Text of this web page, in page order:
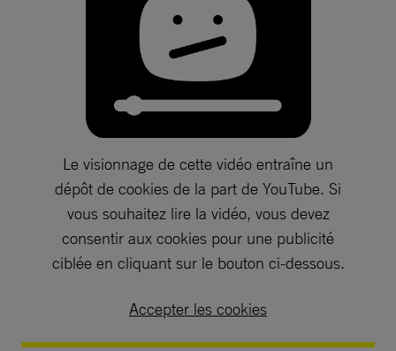
Le visionnage de cette vidéo entraîne un
dépôt de cookies de la part de YouTube. Si
vous souhaitez lire la vidéo, vous devez
consentir aux cookies pour une publicité
ciblée en cliquant sur le bouton ci-dessous.
Accepter les cookies